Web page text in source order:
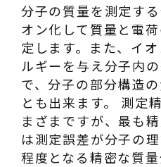
分子の質量を測定す
オン化して質量と電
定します。また、イ
ルギーを与え分子内
で、分子の部分構造
とも出来ます。 測定
まざまですが、最も
は測定誤差が分子の
程度となる精密な質量